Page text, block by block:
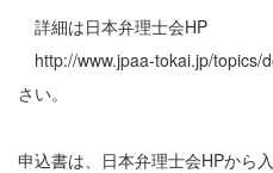
詳細は日本弁理士会HP
http://www.jpaa-tokai.jp/
さい。
申込書は、日本弁理士会HPから入